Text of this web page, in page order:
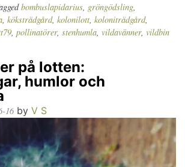
bombuslapidarius, gröngödsling,
, köksträdgård, kolonilott, koloniträdgård,
, pollinatörer, stenhumla, vildavänner, vildbin
på lotten:
humlor och
16 by V S